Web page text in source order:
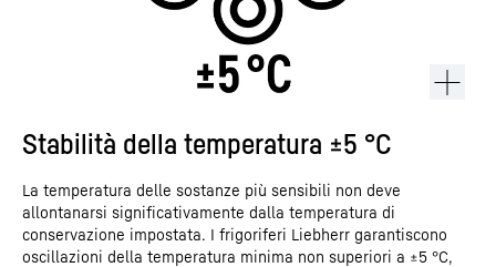
Stabilità della temperatura ±5 °C
La temperatura delle sostanze più sensibili non deve
allontanarsi significativamente dalla temperatura di
conservazione impostata. I frigoriferi Liebherr garantiscono
oscillazioni della temperatura minima non superiori a ±5 °C,